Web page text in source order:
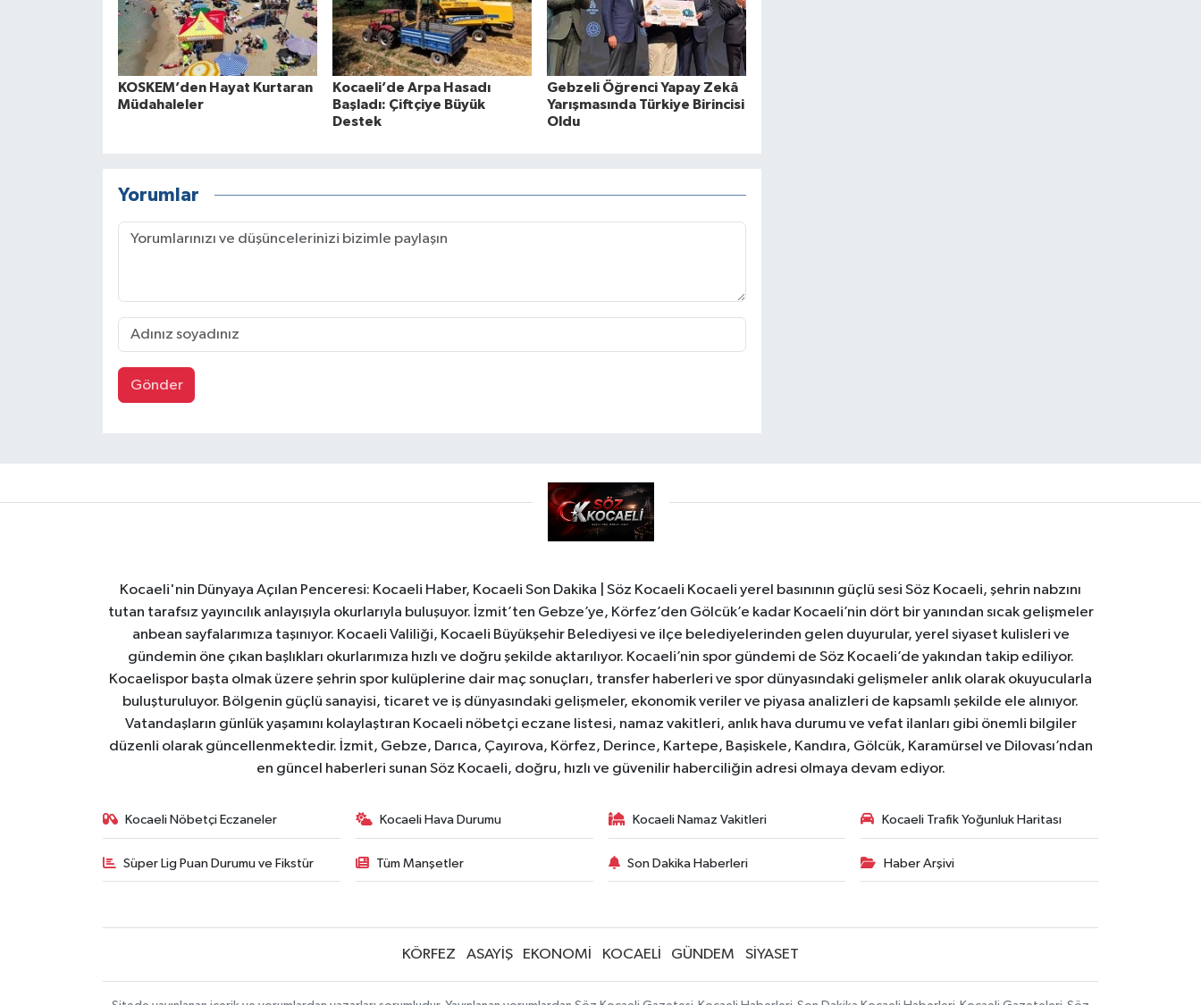
KOSKEM’den Hayat Kurtaran
Müdahaleler
Kocaeli’de Arpa Hasadı
Başladı: Çiftçiye Büyük
Destek
Gebzeli Öğrenci Yapay Zekâ
Yarışmasında Türkiye Birincisi
Oldu
Yorumlar
Gönder
Kocaeli'nin Dünyaya Açılan Penceresi: Kocaeli Haber, Kocaeli Son Dakika | Söz Kocaeli Kocaeli yerel basınının güçlü sesi Söz Kocaeli, şehrin nabzını
tutan tarafsız yayıncılık anlayışıyla okurlarıyla buluşuyor. İzmit’ten Gebze’ye, Körfez’den Gölcük’e kadar Kocaeli’nin dört bir yanından sıcak gelişmeler
anbean sayfalarımıza taşınıyor. Kocaeli Valiliği, Kocaeli Büyükşehir Belediyesi ve ilçe belediyelerinden gelen duyurular, yerel siyaset kulisleri ve
gündemin öne çıkan başlıkları okurlarımıza hızlı ve doğru şekilde aktarılıyor. Kocaeli’nin spor gündemi de Söz Kocaeli’de yakından takip ediliyor.
Kocaelispor başta olmak üzere şehrin spor kulüplerine dair maç sonuçları, transfer haberleri ve spor dünyasındaki gelişmeler anlık olarak okuyucularla
buluşturuluyor. Bölgenin güçlü sanayisi, ticaret ve iş dünyasındaki gelişmeler, ekonomik veriler ve piyasa analizleri de kapsamlı şekilde ele alınıyor.
Vatandaşların günlük yaşamını kolaylaştıran Kocaeli nöbetçi eczane listesi, namaz vakitleri, anlık hava durumu ve vefat ilanları gibi önemli bilgiler
düzenli olarak güncellenmektedir. İzmit, Gebze, Darıca, Çayırova, Körfez, Derince, Kartepe, Başiskele, Kandıra, Gölcük, Karamürsel ve Dilovası’ndan
en güncel haberleri sunan Söz Kocaeli, doğru, hızlı ve güvenilir haberciliğin adresi olmaya devam ediyor.
Kocaeli Nöbetçi Eczaneler Kocaeli Hava Durumu Kocaeli Namaz Vakitleri Kocaeli Trafik Yoğunluk Haritası
Süper Lig Puan Durumu ve Fikstür Tüm Manşetler Son Dakika Haberleri Haber Arşivi
KÖRFEZ ASAYİŞ EKONOMİ KOCAELİ GÜNDEM SİYASET